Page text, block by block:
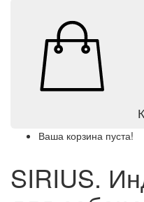
Ваша корзина пуста!
SIRIUS.